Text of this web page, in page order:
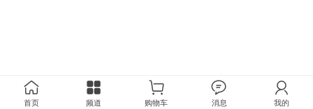
首页 频道 购物车 消息 我的